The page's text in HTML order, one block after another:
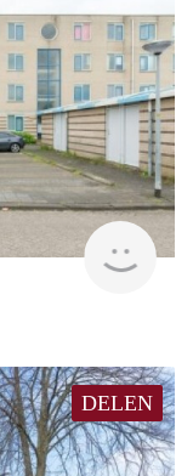
DELEN